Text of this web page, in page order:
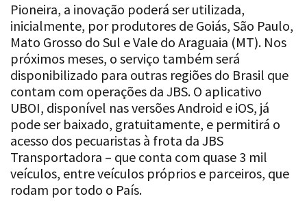
Pioneira, a inovação poderá ser utilizada,
inicialmente, por produtores de Goiás, São Paulo,
Mato Grosso do Sul e Vale do Araguaia (MT). Nos
próximos meses, o serviço também será
disponibilizado para outras regiões do Brasil que
contam com operações da JBS. O aplicativo
UBOI, disponível nas versões Android e iOS, já
pode ser baixado, gratuitamente, e permitirá o
acesso dos pecuaristas à frota da JBS
Transportadora – que conta com quase 3 mil
veículos, entre veículos próprios e parceiros, que
rodam por todo o País.